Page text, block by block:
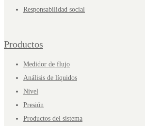
Responsabilidad social
Productos
Medidor de flujo
Análisis de líquidos
Nivel
Presión
Productos del sistema